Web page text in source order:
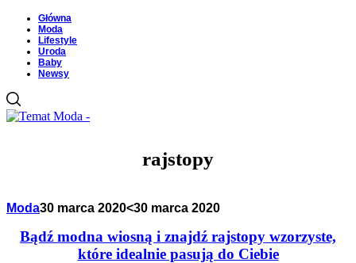
Główna
Moda
Lifestyle
Uroda
Baby
Newsy
rajstopy
Moda30 marca 2020<30 marca 2020
Bądź modna wiosną i znajdź rajstopy wzorzyste,
które idealnie pasują do Ciebie